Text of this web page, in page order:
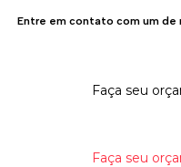
Entre em contato com um
Faça seu
Faça seu